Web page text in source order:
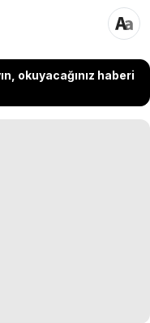
okuyacağınız haberi